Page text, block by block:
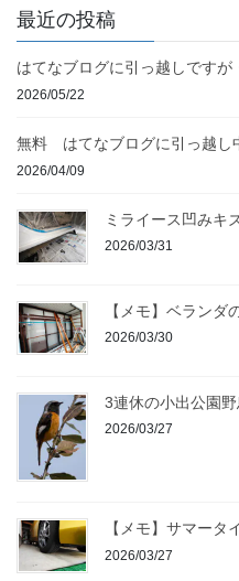
最近の投稿
はてなブログに引っ越しですが
2026/05/22
無料 はてなブログに引っ越し
2026/04/09
ミライース凹みキ
2026/03/31
【メモ】ベランダ
2026/03/30
3連休の小出公園
2026/03/27
【メモ】サマータ
2026/03/27